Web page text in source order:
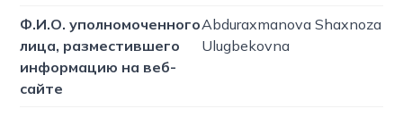
Ф.И.О. уполномоченного
лица, разместившего
информацию на веб-
сайте
Abduraxmanova Shaxnoza
Ulugbekovna